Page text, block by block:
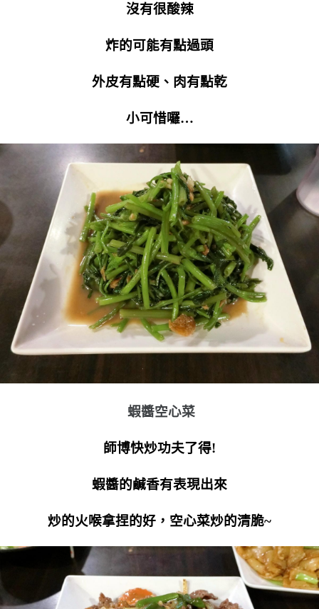
沒有很酸辣
炸的可能有點過頭
外皮有點硬、肉有點乾
小可惜囉…
蝦醬空心菜
師博快炒功夫了得!
蝦醬的鹹香有表現出來
炒的火喉拿捏的好，空心菜炒的清脆~